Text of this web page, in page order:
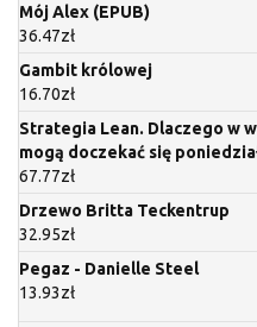
Mój Alex (EPUB)
36.47zł
Gambit królowej
16.70zł
Strategia Lean. Dlaczego w
mogą doczekać się
67.77zł
Drzewo Britta Teckentrup
32.95zł
Pegaz - Danielle Steel
13.93zł